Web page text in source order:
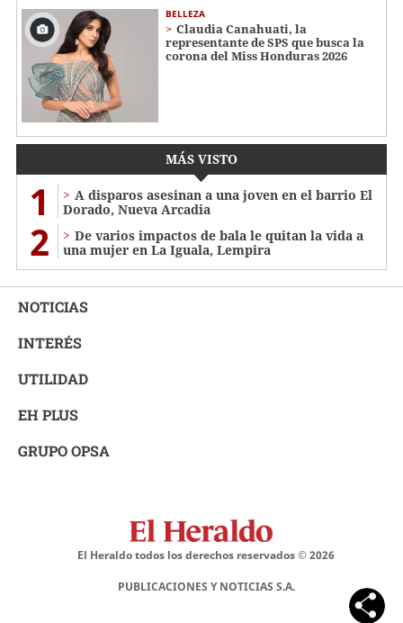
BELLEZA
Claudia Canahuati, la
representante de SPS que busca la
corona del Miss Honduras 2026
MÁS VISTO
1
A disparos asesinan a una joven en el barrio El
Dorado, Nueva Arcadia
2
De varios impactos de bala le quitan la vida a
una mujer en La Iguala, Lempira
NOTICIAS
INTERÉS
UTILIDAD
EH PLUS
GRUPO OPSA
El Heraldo todos los derechos reservados ©2026
PUBLICACIONES Y NOTICIAS S.A.